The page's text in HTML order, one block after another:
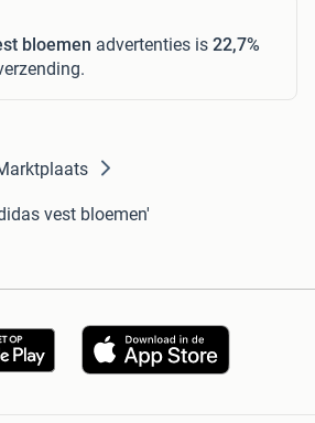
bloemen advertenties is 22,7%
vest bloemen'